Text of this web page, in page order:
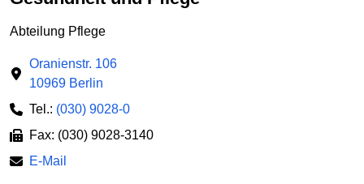
Abteilung Pflege
Oranienstr. 106
10969 Berlin
Tel.: (030) 9028-0
Fax: (030) 9028-3140
E-Mail